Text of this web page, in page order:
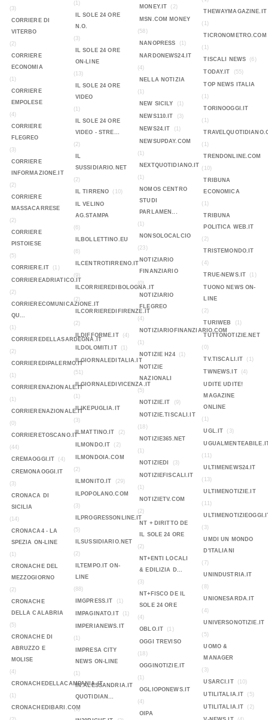
(3)
CORRIERE DI
VITERBO
(2)
CORRIERE
ECONOMIA
(1)
CORRIERE
EMPOLESE
(4)
CORRIERE
FLEGREO
(3)
CORRIERE
INFORMAZIONE.IT
(2)
CORRIERE
MASSACARRESE
(2)
CORRIERE
PISTOIESE
(5)
CORRIERE.IT
(1)
CORRIEREADRIATICO.IT
(2)
CORRIERECOMUNICAZIONE.IT
QU...
(1)
CORRIEREDELLASARDEGNA.IT
(2)
CORRIEREDIPALERMO.IT
(1)
CORRIERENAZIONALE.IT
(1)
CORRIERENAZIONALE.IT
(0)
CORRIERETOSCANO.IT
(44)
CREMAOGGI.IT
(4)
CREMONAOGGI.IT
(3)
CRONACA DI
SICILIA
(14)
CRONACA4 - LA
SPEZIA ON-LINE
(1)
CRONACHE DEL
MEZZOGIORNO
(2)
CRONACHE
DELLA CALABRIA
(5)
CRONACHE DI
ABRUZZO E
MOLISE
(4)
CRONACHEDELLACAMPANIA.IT
(1)
CRONACHEDIBARI.COM
(1)
IL SOLE 24 ORE
N.O.
(3)
IL SOLE 24 ORE
ON-LINE
(13)
IL SOLE 24 ORE
VIDEO
(1)
IL SOLE 24 ORE
VIDEO - STRE...
(2)
IL
SUSSIDIARIO.NET
(2)
IL TIRRENO
(10)
IL VELINO
AG.STAMPA
(6)
ILBOLLETTINO.EU
(6)
ILCENTROTIRRENO.IT
(9)
ILCORRIEREDIBOLOGNA.IT
(2)
ILCORRIEREDIFIRENZE.IT
(2)
ILDIFFORME.IT
(4)
ILDOLOMITI.IT (1)
ILGIORNALEDITALIA.IT
(51)
ILGIORNALEDIVICENZA.IT
(1)
ILIKEPUGLIA.IT
(3)
ILMATTINO.IT
(2)
ILMONDO.IT (2)
ILMONDOIA.COM
(2)
ILMONITO.IT
(29)
ILPOPOLANO.COM
(3)
ILPROGRESSONLINE.IT
(5)
ILSUSSIDIARIO.NET
(2)
ILTEMPO.IT ON-
LINE
(88)
IMGPRESS.IT
(1)
IMPAGINATO.IT (1)
IMPERIANEWS.IT
(1)
IMPRESA CITY
NEWS ON-LINE
(1)
IN.ALESSANDRIA.IT
QUOTIDIAN...
(1)
MONEY.IT (2)
MSN.COM MONEY
(58)
NANOPRESS
(1)
NARDONEWS24.IT
(4)
NELLA NOTIZIA
(1)
NEW SICILY
(1)
NEWS110.IT (3)
NEWS24.IT (1)
NEWSUPDAY.COM
(1)
NEXTQUOTIDIANO.IT
(1)
NOMOS CENTRO
STUDI
PARLAMEN...
(1)
NONSOLOCALCIO
(23)
NOTIZIARIO
FINANZIARIO
(0)
NOTIZIARIO
FLEGREO
(4)
NOTIZIARIOFINANZIARIO.COM
(1)
NOTIZIE H24
(1)
NOTIZIE
NAZIONALI
(5)
NOTIZIE.IT
(9)
NOTIZIE.TISCALI.IT
(18)
NOTIZIE365.NET
(1)
NOTIZIEDI
(3)
NOTIZIEFISCALI.IT
(1)
NOTIZIETV.COM
(2)
NT + DIRITTO DE
IL SOLE 24 ORE
(2)
NT+ENTI LOCALI
& EDILIZIA D...
(3)
NT+FISCO DE IL
SOLE 24 ORE
(4)
OBLO.IT
(1)
OGGI TREVISO
(18)
OGGINOTIZIE.IT
(1)
OGLIOPONEWS.IT
(4)
OIPA
THEWAYMAGAZINE.IT
(1)
TICRONOMETRO.COM
(1)
TISCALI NEWS
(6)
TODAY.IT (55)
TOP NEWS ITALIA
(1)
TORINOOGGI.IT
(1)
(1)
TRENDONLINE.COM
(10)
TRIBUNA
ECONOMICA
(1)
TRIBUNA
POLITICA WEB.IT
(2)
TRISTEMONDO.IT
(4)
TRUE-NEWS.IT
(1)
TUONO NEWS ON-
LINE
(2)
TURIWEB
(1)
TUTTONOTIZIE.NET
(0)
TV.TISCALI.IT
(1)
TWNEWS.IT (4)
UDITE UDITE!
MAGAZINE
ONLINE
(1)
UGL.IT
(3)
(11)
ULTIMENEWS24.IT
(13)
ULTIMENOTIZIE.IT
(11)
(3)
UMDI UN MONDO
D'ITALIANI
(7)
UNINDUSTRIA.IT
(8)
UNIONESARDA.IT
(4)
UNIVERSONOTIZIE.IT
(5)
UOMO &
MANAGER
(3)
USARCI.IT
(10)
UTILITALIA.IT (5)
UTILITALIA.IT (2)